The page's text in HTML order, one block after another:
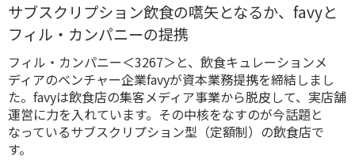
サブスクリプション飲食の嚆矢となるか、favyと
フィル・カンパニーの提携
フィル・カンパニー＜3267＞と、飲食キュレーションメ
ディアのベンチャー企業favyが資本業務提携を締結しまし
た。favyは飲食店の集客メディア事業から脱皮して、実店舗
運営に力を入れています。その中核をなすのが今話題と
なっているサブスクリプション型（定額制）の飲食店で
す。